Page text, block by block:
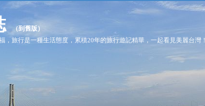
（到舊版 ）
，旅行是一種生活態度，累積20年的旅行遊記精華，一起看見美麗台灣！